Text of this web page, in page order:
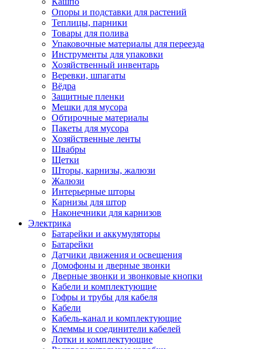
Опоры и подставки для растений
Теплицы, парники
Товары для полива
Упаковочные материалы для переезда
Инструменты для упаковки
Хозяйственный инвентарь
Веревки, шпагаты
Вёдра
Защитные пленки
Мешки для мусора
Обтирочные материалы
Пакеты для мусора
Хозяйственные ленты
Швабры
Щетки
Шторы, карнизы, жалюзи
Жалюзи
Интерьерные шторы
Карнизы для штор
Наконечники для карнизов
Электрика
Батарейки и аккумуляторы
Батарейки
Датчики движения и освещения
Домофоны и дверные звонки
Дверные звонки и звонковые кнопки
Кабели и комплектующие
Гофры и трубы для кабеля
Кабели
Кабель-канал и комплектующие
Клеммы и соединители кабелей
Лотки и комплектующие